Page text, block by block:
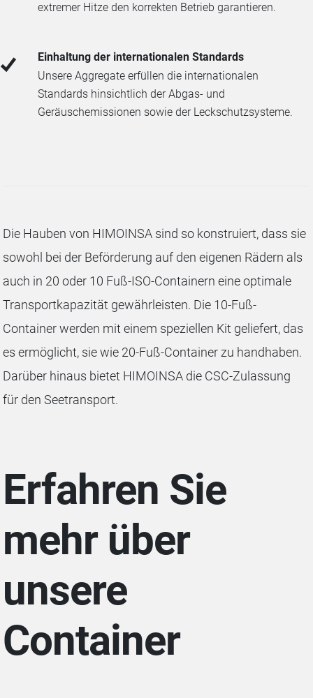
extremer Hitze den korrekten Betrieb garantieren.
Einhaltung der internationalen Standards
Unsere Aggregate erfüllen die internationalen
Standards hinsichtlich der Abgas- und
Geräuschemissionen sowie der Leckschutzsysteme.
Die Hauben von HIMOINSA sind so konstruiert, dass sie
sowohl bei der Beförderung auf den eigenen Rädern als
auch in 20 oder 10 Fuß-ISO-Containern eine optimale
Transportkapazität gewährleisten. Die 10-Fuß-
Container werden mit einem speziellen Kit geliefert, das
es ermöglicht, sie wie 20-Fuß-Container zu handhaben.
Darüber hinaus bietet HIMOINSA die CSC-Zulassung
für den Seetransport.
Erfahren Sie
mehr über
unsere
Container